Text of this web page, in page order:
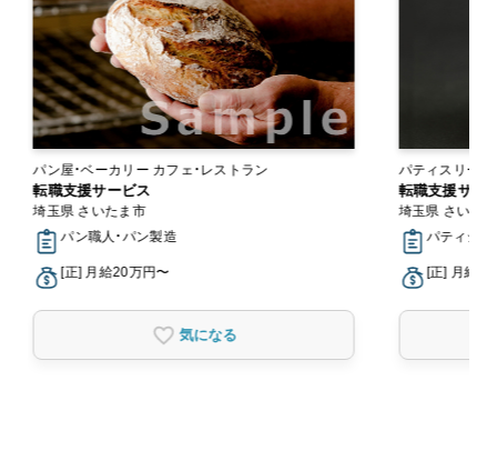
パン屋・ベーカリー カフェ・レストラン
転職支援サービス
埼玉県 さいたま市
パン職人・パン製造
[正] 月給20万円〜
気になる
パティスリー・スイー
ー
転職支援サー
埼玉県 さいた
パティシエ
[正] 月給